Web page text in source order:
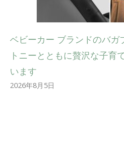
ベビーカー ブランドのバガ
トニーとともに贅沢な子育
います
2026年8月5日